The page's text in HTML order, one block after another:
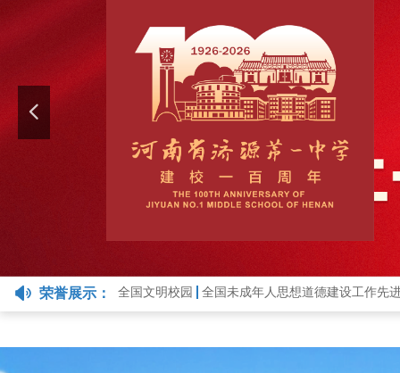
넳
全国未成年人思想道德建设工作先
荣誉展示：
넄 全国文明校园